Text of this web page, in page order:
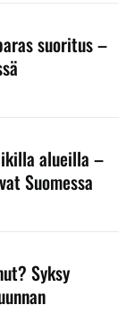
suoritus –
alueilla –
Suomessa
Syksy